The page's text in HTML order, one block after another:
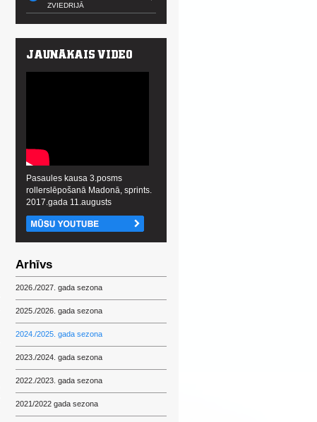
ZVIEDRIJĀ
Pasaules kausa 3.posms
rollerslēpošanā Madonā, sprints.
2017.gada 11.augusts
Arhīvs
2026./2027. gada sezona
2025./2026. gada sezona
2024./2025. gada sezona
2023./2024. gada sezona
2022./2023. gada sezona
2021/2022 gada sezona